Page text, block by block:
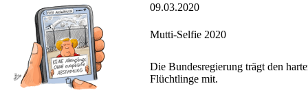
09.03.2020
Mutti-Selfie 2020
Die Bundesregierung trägt den
Flüchtlinge mit.